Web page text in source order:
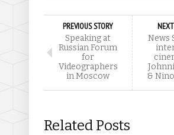
PREVIOUS STORY
Speaking at
Russian Forum
for
Videographers
in Moscow
News
&
Related Posts